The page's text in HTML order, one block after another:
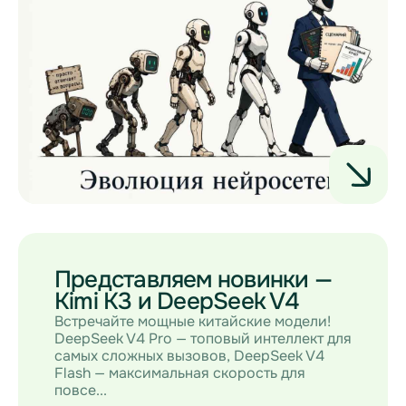
Представляем новинки —
Kimi K3 и DeepSeek V4
Встречайте мощные китайские модели!
DeepSeek V4 Pro — топовый интеллект для
самых сложных вызовов, DeepSeek V4
Flash — максимальная скорость для
повсе...